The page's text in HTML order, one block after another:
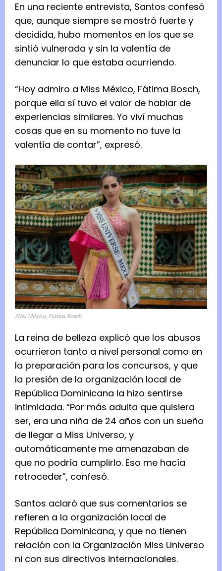
En una reciente entrevista, Santos confesó
que, aunque siempre se mostró fuerte y
decidida, hubo momentos en los que se
sintió vulnerada y sin la valentía de
denunciar lo que estaba ocurriendo.
“Hoy admiro a Miss México, Fátima Bosch,
porque ella sí tuvo el valor de hablar de
experiencias similares. Yo viví muchas
cosas que en su momento no tuve la
valentía de contar”, expresó.
Miss México, Fátima Bosch.
La reina de belleza explicó que los abusos
ocurrieron tanto a nivel personal como en
la preparación para los concursos, y que
la presión de la organización local de
República Dominicana la hizo sentirse
intimidada. “Por más adulta que quisiera
ser, era una niña de 24 años con un sueño
de llegar a Miss Universo, y
automáticamente me amenazaban de
que no podría cumplirlo. Eso me hacía
retroceder”, confesó.
Santos aclaró que sus comentarios se
refieren a la organización local de
República Dominicana, y que no tienen
relación con la Organización Miss Universo
ni con sus directivos internacionales.